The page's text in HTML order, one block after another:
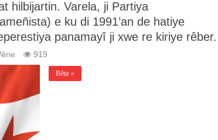
hilbijartin. Varela, ji Partiya
e ku di 1991’an de hatiye
panamayî ji xwe re kiriye rêber.
919
Bêtir »